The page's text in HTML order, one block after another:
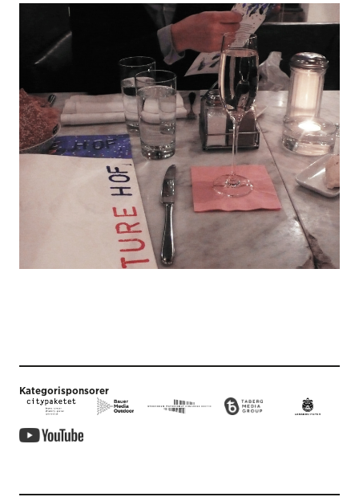
Kategorisponsorer